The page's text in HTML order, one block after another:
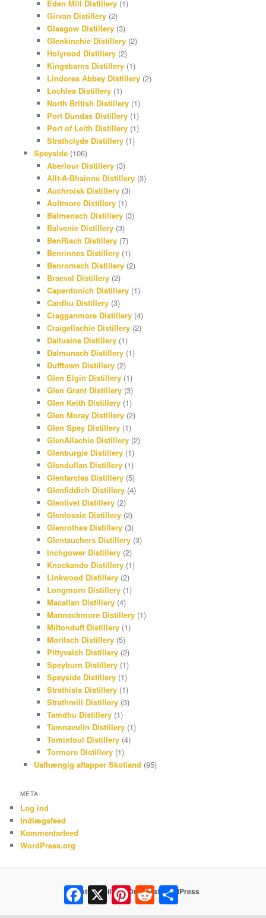
Eden Mill Distillery (1)
Girvan Distillery (2)
Glasgow Distillery (3)
Glenkinchie Distillery (2)
Holyrood Distillery (2)
Kingsbarns Distillery (1)
Lindores Abbey Distillery (2)
Lochlea Distillery (1)
North British Distillery (1)
Port Dundas Distillery (1)
Port of Leith Distillery (1)
Strathclyde Distillery (1)
Speyside(106)
Aberlour Distillery (3)
Allt-A-Bhainne Distillery (3)
Auchroisk Distillery (3)
Aultmore Distillery (1)
Balmenach Distillery (3)
Balvenie Distillery (3)
BenRiach Distillery (7)
Benrinnes Distillery (1)
Benromach Distillery (2)
Braeval Distillery (2)
Caperdonich Distillery (1)
Cardhu Distillery (3)
Cragganmore Distillery (4)
Craigellachie Distillery (2)
Dailuaine Distillery (1)
Dalmunach Distillery (1)
Dufftown Distillery (2)
Glen Elgin Distillery (1)
Glen Grant Distillery (3)
Glen Keith Distillery (1)
Glen Moray Distillery (2)
Glen Spey Distillery (1)
GlenAllachie Distillery (2)
Glenburgie Distillery (1)
Glendullan Distillery (1)
Glenfarclas Distillery (5)
Glenfiddich Distillery (4)
Glenlivet Distillery (2)
Glenlossie Distillery (2)
Glenrothes Distillery (3)
Glentauchers Distillery (3)
Inchgower Distillery (2)
Knockando Distillery (1)
Linkwood Distillery (2)
Longmorn Distillery (1)
Macallan Distillery (4)
Mannochmore Distillery (1)
Miltonduff Distillery (1)
Mortlach Distillery (5)
Pittyvaich Distillery (2)
Speyburn Distillery (1)
Speyside Distillery (1)
Strathisla Distillery (1)
Strathmill Distillery (3)
Tamdhu Distillery (1)
Tamnavulin Distillery (1)
Tomintoul Distillery (4)
Tormore Distillery (1)
Uafhængig aftapper Skotland (95)
META
Log ind
Indlægsfeed
Kommentarfeed
WordPress.org
Privatlivspolitik Drevet af WordPress
Facebook
X PinterestReddit Share